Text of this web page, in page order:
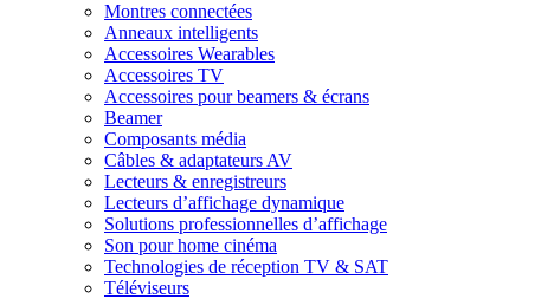
Montres connectées
Anneaux intelligents
Accessoires Wearables
Accessoires TV
Accessoires pour beamers & écrans
Beamer
Composants média
Câbles & adaptateurs AV
Lecteurs & enregistreurs
Lecteurs d’affichage dynamique
Solutions professionnelles d’affichage
Son pour home cinéma
Technologies de réception TV & SAT
Téléviseurs